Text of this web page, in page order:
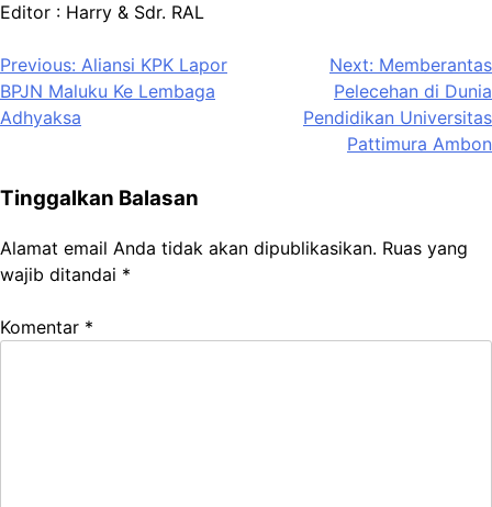
Editor : Harry & Sdr. RAL
Navigasi
pos
Previous: Aliansi KPK Lapor
BPJN Maluku Ke Lembaga
Adhyaksa
Next: Memberantas
Pelecehan di Dunia
Pendidikan Universitas
Pattimura Ambon
Tinggalkan Balasan
Alamat email Anda tidak akan dipublikasikan. Ruas yang
wajib ditandai *
Komentar *